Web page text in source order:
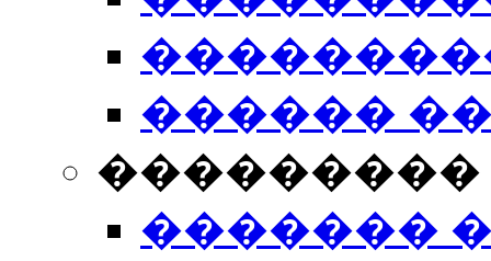
������
���������
�������